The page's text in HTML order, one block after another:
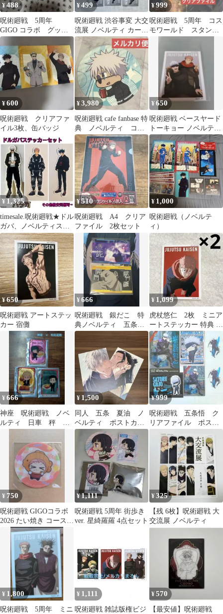
¥488
呪術廻戦 5周年
GIGO コラボ グッズ
購入特典 ブロマイ
ド 伏黒 恵
¥499
呪術廻戦 渋谷事変 大交
流展 ノベルティ カード
6点セット
¥999
呪術廻戦 5周年 コス
モワールド スタンプ
¥600
呪術廻戦 クリアファ
イル3枚、缶バッジ
¥3,980
呪術廻戦 cafe fanbase 特
典 ノベルティ コー
スター 五条 悟 懐玉
¥650
呪術廻戦 ベースヤード
トーキョー ノベルティ
アートステッカー 五条
悟 虎杖悠仁
¥ 1,325
timesale.呪術廻戦★ドル
ガバ、ノベルティステ
ッカーセット、伏黒、
五条悟
¥510
呪術廻戦 A4 クリア
ファイル 2枚セット
¥ 1,000
呪術廻戦（ノベルテ
ィ）
¥650
呪術廻戦 アートステッ
カー 宿儺
¥666
呪術廻戦 銀だこ 特
典ノベルティ 五条
悟 羂索
¥ 1,099
虎杖悠仁 2枚 ミニア
ートステッカー 特典 呪
術廻戦 ベースヤードト
ーキョー
¥666
神座 呪術廻戦 ノベ
ルティ 日車 秤 禪
¥ 1,500
同人 五条 夏油 ノ
ベルティ ポストカー
ド 呪術廻戦
¥999
呪術廻戦 五条悟 ク
リアファイル ポスト
カード namco ノベル
ティ
¥ 750
呪術廻戦 GIGOコラボ
2026 たい焼き コースタ
ー 虎杖悠仁
¥1,111
呪術廻戦 5周年 街歩き
ver. 星綺羅羅 4点セット
¥325
【残 6枚】呪術廻戦 大
交流展 ノベルティ
¥ 1,800
呪術廻戦 5周年 ミニ
¥ 1,111
呪術廻戦 雑誌版権ビジ
¥570
【最安値】呪術廻戦